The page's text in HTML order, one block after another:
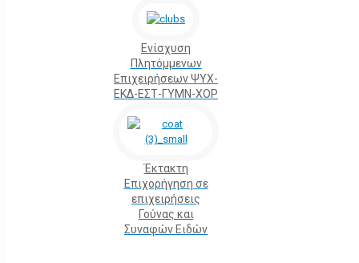
Ενίσχυση
Πλητόμμενων
Επιχειρήσεων ΨΥΧ-
ΕΚΔ-ΕΣΤ-ΓΥΜΝ-ΧΟΡ
Έκτακτη
Επιχορήγηση σε
επιχειρήσεις
Γούνας και
Συναφών Ειδών